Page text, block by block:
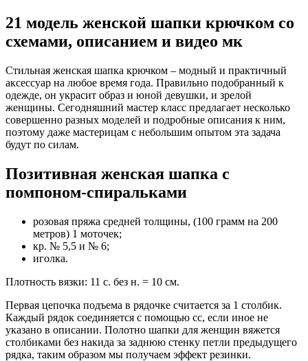
21 модель женской шапки крючком со
схемами, описанием и видео мк
Стильная женская шапка крючком – модный и практичный
аксессуар на любое время года. Правильно подобранный к
одежде, он украсит образ и юной девушки, и зрелой
женщины. Сегодняшний мастер класс предлагает несколько
совершенно разных моделей и подробные описания к ним,
поэтому даже мастерицам с небольшим опытом эта задача
будут по силам.
Позитивная женская шапка с
помпоном-спиральками
розовая пряжа средней толщины, (100 грамм на 200
метров) 1 моточек;
кр. № 5,5 и № 6;
иголка.
Плотность вязки: 11 с. без н. = 10 см.
Первая цепочка подъема в рядочке считается за 1 столбик.
Каждый рядок соединяется с помощью сс, если иное не
указано в описании. Полотно шапки для женщин вяжется
столбиками без накида за заднюю стенку петли предыдущего
рядка, таким образом мы получаем эффект резинки.